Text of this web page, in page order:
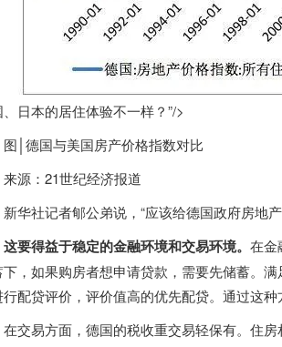
日本的居住体验不一样？”/>
图│德国与美国房产价格指数对比
来源：21世纪经济报道
新华社记者郇公弟说，“应该给德国政府房地
这要得益于稳定的金融环境和交易环境。 在金
下，如果购房者想申请贷款，需要先储蓄。
配贷评价，评价值高的优先配贷。通过这种
在交易方面，德国的税收重交易轻保有。住